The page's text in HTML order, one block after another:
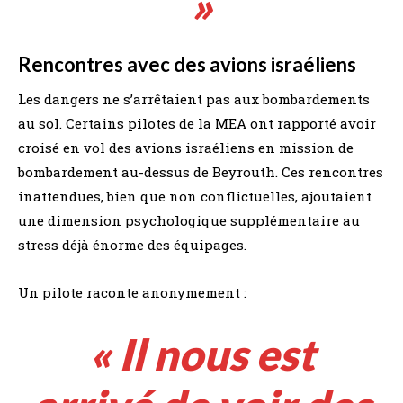
Rencontres avec des avions israéliens
Les dangers ne s’arrêtaient pas aux bombardements
au sol. Certains pilotes de la MEA ont rapporté avoir
croisé en vol des avions israéliens en mission de
bombardement au-dessus de Beyrouth. Ces rencontres
inattendues, bien que non conflictuelles, ajoutaient
une dimension psychologique supplémentaire au
stress déjà énorme des équipages.
Un pilote raconte anonymement :
« Il nous est